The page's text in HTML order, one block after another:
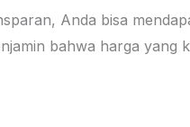
Anda bisa
bahwa harga yang